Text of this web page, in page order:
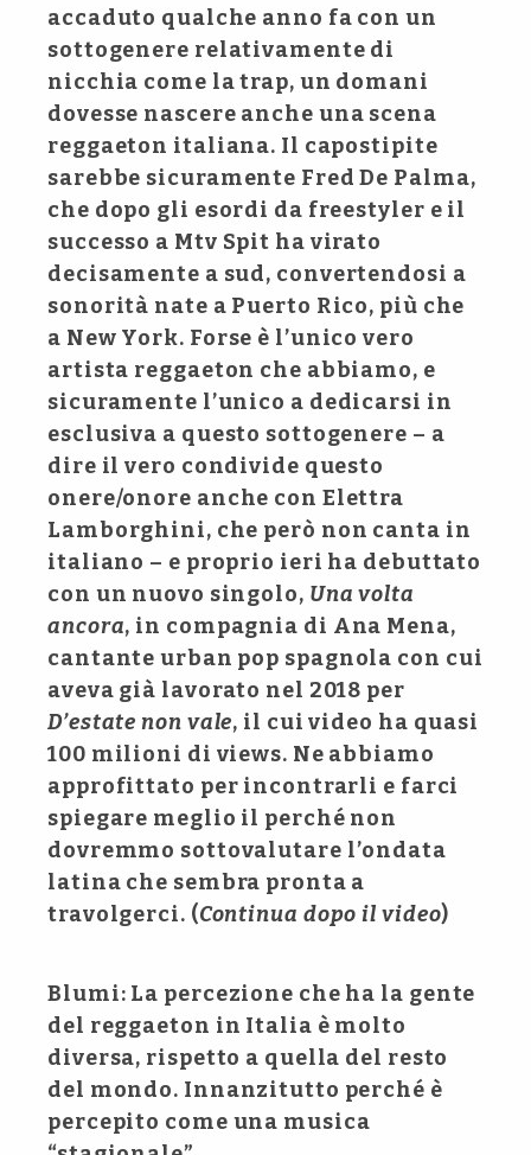
accaduto qualche anno fa con un
sottogenere relativamente di
nicchia come la trap, un domani
dovesse nascere anche una scena
reggaeton italiana. Il capostipite
sarebbe sicuramente Fred De Palma,
che dopo gli esordi da freestyler e il
successo a Mtv Spit ha virato
decisamente a sud, convertendosi a
sonorità nate a Puerto Rico, più che
a New York. Forse è l’unico vero
artista reggaeton che abbiamo, e
sicuramente l’unico a dedicarsi in
esclusiva a questo sottogenere – a
dire il vero condivide questo
onere/onore anche con Elettra
Lamborghini, che però non canta in
italiano – e proprio ieri ha debuttato
con un nuovo singolo, Una volta
ancora, in compagnia di Ana Mena,
cantante urban pop spagnola con cui
aveva già lavorato nel 2018 per
D’estate non vale, il cui video ha quasi
100 milioni di views. Ne abbiamo
approfittato per incontrarli e farci
spiegare meglio il perché non
dovremmo sottovalutare l’ondata
latina che sembra pronta a
travolgerci. (Continua dopo il video)
Blumi: La percezione che ha la gente
del reggaeton in Italia è molto
diversa, rispetto a quella del resto
del mondo. Innanzitutto perché è
percepito come una musica